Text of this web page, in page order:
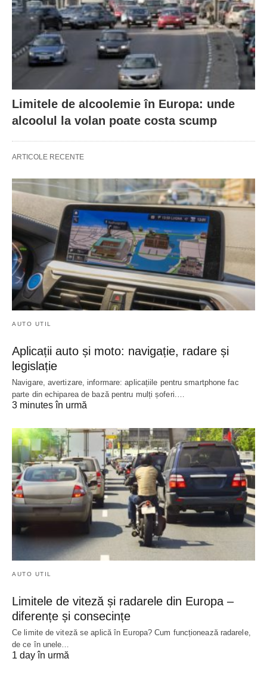
Limitele de alcoolemie în Europa: unde
alcoolul la volan poate costa scump
ARTICOLE RECENTE
AUTO UTIL
Aplicații auto și moto: navigație, radare și
legislație
Navigare, avertizare, informare: aplicațiile pentru smartphone fac
parte din echiparea de bază pentru mulți șoferi.…
3 minutes în urmă
AUTO UTIL
Limitele de viteză și radarele din Europa –
diferențe și consecințe
Ce limite de viteză se aplică în Europa? Cum funcționează radarele,
de ce în unele…
1 day în urmă